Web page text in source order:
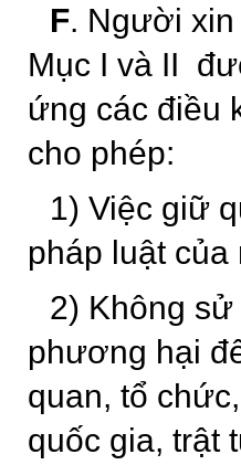
F. Người xin
Mục I và II
ứng các điều
cho phép:
1) Việc giữ
pháp luật
2) Không
phương hại
quan, tổ
quốc gia, trật